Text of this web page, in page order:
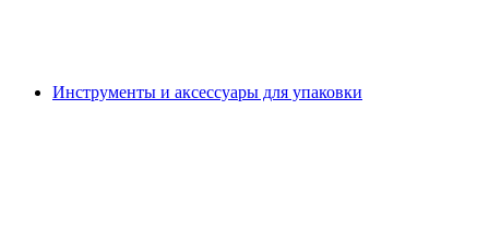
Инструменты и аксессуары для упаковки